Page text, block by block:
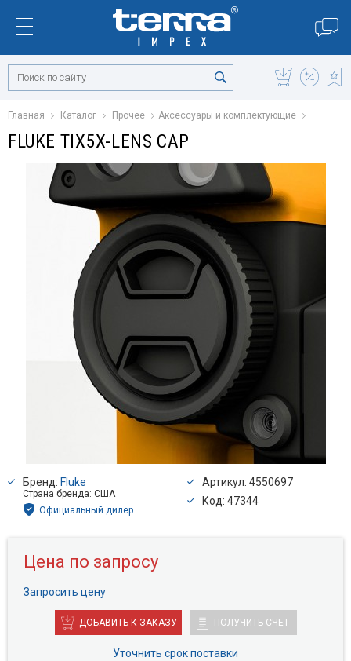
Главная Каталог Прочее Аксессуары и комплектующие
FLUKE TIX5X-LENS CAP
Бренд: Fluke
Страна бренда: США
Официальный дилер
Артикул: 4550697
Код: 47344
Цена по запросу
Запросить цену
ДОБАВИТЬ К ЗАКАЗУ ПОЛУЧИТЬ СЧЕТ
Уточнить срок поставки